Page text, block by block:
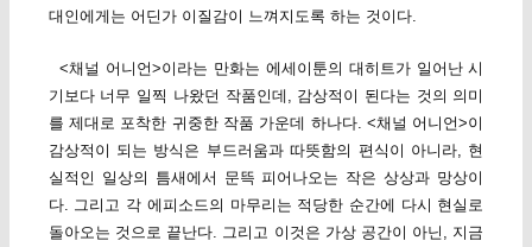
대인에게는 어딘가 이질감이 느껴지도록 하는 것이다.
<채널 어니언>이라는 만화는 에세이툰의 대히트가 일어난 시
기보다 너무 일찍 나왔던 작품인데, 감상적이 된다는 것의 의미
를 제대로 포착한 귀중한 작품 가운데 하나다. <채널 어니언>이
감상적이 되는 방식은 부드러움과 따뜻함의 편식이 아니라, 현
실적인 일상의 틈새에서 문뜩 피어나오는 작은 상상과 망상이
다. 그리고 각 에피소드의 마무리는 적당한 순간에 다시 현실로
돌아오는 것으로 끝난다. 그리고 이것은 가상 공간이 아닌, 지금